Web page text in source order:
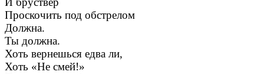
Проскочить под обстрелом
Должна.
Ты должна.
Хоть вернешься едва ли,
Хоть «Не смей!»